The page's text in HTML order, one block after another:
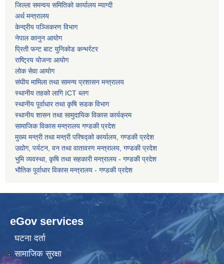
जिल्ला समन्वय समितिको कार्यालय म्याग्दी
अर्थ मन्त्रालय
केन्द्रीय पञ्जिकरण विभाग
नेपाल कानुन आयोग
प्रिती फन्ट बाट युनिकोड कन्भर्रटर
राष्ट्रिय योजना आयोग
लोक सेवा आयोग
संघीय मामिला तथा सामन्य प्रशासन मन्त्रालय
स्थानीय तहको लागि ICT ब्लग
स्थानीय पूर्वाधार तथा कृषि सडक विभाग
स्थानीय शासन तथा सामुदायिक विकास कार्यक्रम
सामाजिक विकास मन्त्रालय गण्डकी प्रदेश
मुख्य मन्त्री तथा मन्त्री परिषद्को कार्यालय, गण्डकी प्रदेश
उद्योग, पर्यटन, वन तथा वातावरण मन्त्रालय, गण्डकी प्रदेश
भुमि व्यवस्था, कृषि तथा सहकारी मन्त्रालय - गण्डकी प्रदेश
भौतिक पूर्वाधार विकास मन्त्रालय - गण्डकी प्रदेश
eGov services
घटना दर्ता
सामाजिक सुरक्षा